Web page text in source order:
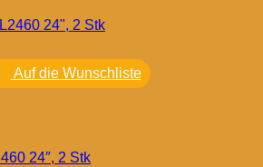
Auf die Wunschliste
24″, 2 Stk